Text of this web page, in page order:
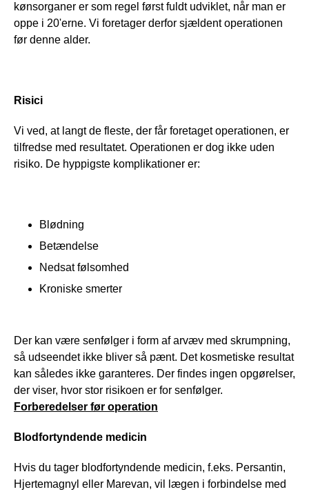
kønsorganer er som regel først fuldt udviklet, når man er
oppe i 20'erne. Vi foretager derfor sjældent operationen
før denne alder.
Risici
Vi ved, at langt de fleste, der får foretaget operationen, er
tilfredse med resultatet. Operationen er dog ikke uden
risiko. De hyppigste komplikationer er:
Blødning
Betændelse
Nedsat følsomhed
Kroniske smerter
Der kan være senfølger i form af arvæv med skrumpning,
så udseendet ikke bliver så pænt. Det kosmetiske resultat
kan således ikke garanteres. Der findes ingen opgørelser,
der viser, hvor stor risikoen er for senfølger.
Forberedelser før operation
Bl odfortyndende medicin
Hvis du tager blodfortyndende medicin, f.eks. Persantin,
Hjertemagnyl eller Marevan, vil lægen i forbindelse med